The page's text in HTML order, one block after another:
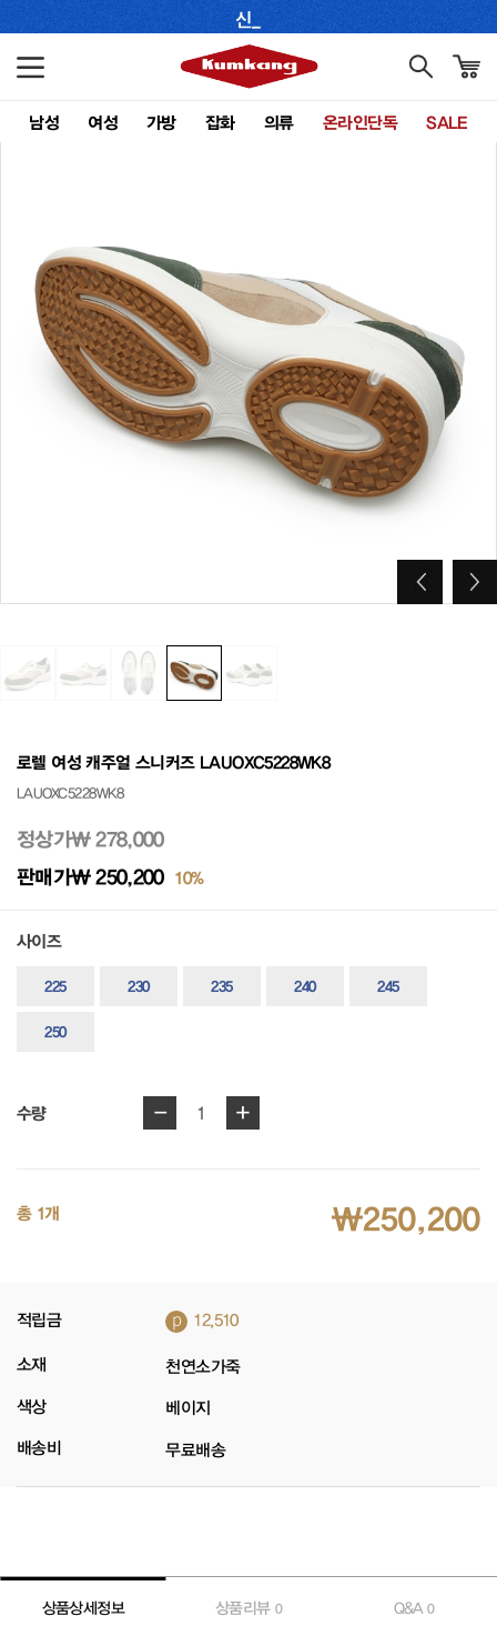
남성 여성 가방 잡화 의류 온라인단독 SALE
로렐 여성 캐주얼 스니커즈 LAUOXC5228WK8
LAUOXC5228WK8
정상가₩ 278,000
판매가₩ 250,200 10%
사이즈
225 230 235 240 245
250
수량 - 1 +
총 1개 ₩250,200
적립금 p 12,510
소재 천연소가죽
색상 베이지
배송비 무료배송
상품상세정보 상품리뷰 0 Q&A0